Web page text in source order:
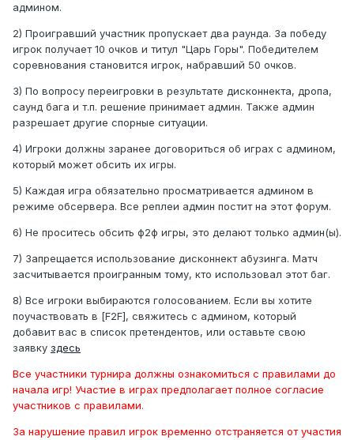
админом.
2) Проигравший участник пропускает два раунда. За победу
игрок получает 10 очков и титул "Царь Горы". Победителем
соревнования становится игрок, набравший 50 очков.
3) По вопросу переигровки в результате дисконнекта, дропа,
саунд бага и т.п. решение принимает админ. Также админ
разрешает другие спорные ситуации.
4) Игроки должны заранее договориться об играх с админом,
который может обсить их игры.
5) Каждая игра обязательно просматривается админом в
режиме обсервера. Все реплеи админ постит на этот форум.
6) Не проситесь обсить ф2ф игры, это делают только админ(ы).
7) Запрещается использование дисконнект абузинга. Матч
засчитывается проигранным тому, кто использовал этот баг.
8) Все игроки выбираются голосованием. Если вы хотите
поучаствовать в [F2F], свяжитесь с админом, который
добавит вас в список претендентов, или оставьте свою
заявку здесь
Все участники турнира должны ознакомиться с правилами до
начала игр! Участие в играх предполагает полное согласие
участников с правилами.
За нарушение правил игрок временно отстраняется от участия